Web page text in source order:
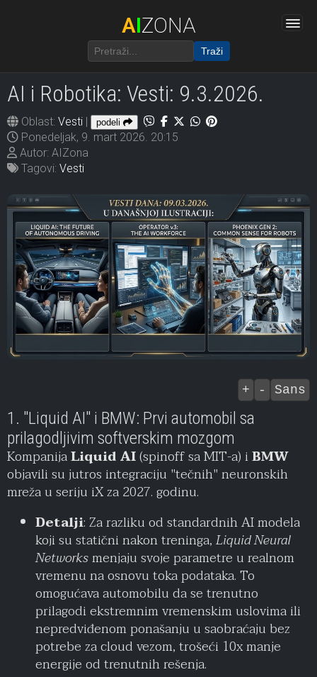
AIZONA
Traži
AI i Robotika: Vesti: 9.3.2026.
Oblast: Vesti | podeli
Ponedeljak, 9. mart 2026. 20:15
Autor: AIZona
Tagovi: Vesti
+ - Sans
1. "Liquid AI" i BMW: Prvi automobil sa
prilagodljivim softverskim mozgom
KompanijaLiquid AI(spinoff sa MIT-a) iBMW
objavili su jutros integraciju "tečnih" neuronskih
mreža u seriju iX za 2027. godinu.
Detalji: Za razliku od standardnih AI modela
koji su statični nakon treninga,Liquid Neural
Networksmenjaju svoje parametre u realnom
vremenu na osnovu toka podataka. To
omogućava automobilu da se trenutno
prilagodi ekstremnim vremenskim uslovima ili
nepredviđenom ponašanju u saobraćaju bez
potrebe za cloud vezom, trošeći 10x manje
energije od trenutnih rešenja.